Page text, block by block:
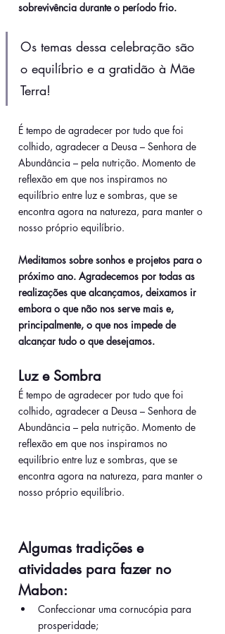
sobrevivência durante o período frio.
Os temas dessa celebração são
o equilíbrio e a gratidão à Mãe
Terra!
É tempo de agradecer por tudo que foi
colhido, agradecer a Deusa – Senhora de
Abundância – pela nutrição. Momento de
reflexão em que nos inspiramos no
equilíbrio entre luz e sombras, que se
encontra agora na natureza, para manter o
nosso próprio equilíbrio.
Meditamos sobre sonhos e projetos para o
próximo ano. Agradecemos por todas as
realizações que alcançamos, deixamos ir
embora o que não nos serve mais e,
principalmente, o que nos impede de
alcançar tudo o que desejamos.
Luz e Sombra
É tempo de agradecer por tudo que foi
colhido, agradecer a Deusa – Senhora de
Abundância – pela nutrição. Momento de
reflexão em que nos inspiramos no
equilíbrio entre luz e sombras, que se
encontra agora na natureza, para manter o
nosso próprio equilíbrio.
Algumas tradições e
atividades para fazer no
Mabon:
Confeccionar uma cornucópia para
prosperidade;